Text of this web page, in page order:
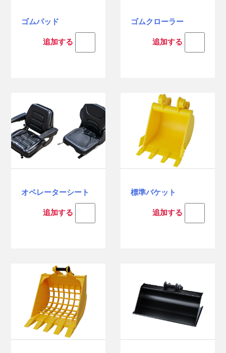
ゴムパッド
追加する
ゴムクローラー
追加する
オペレーターシート
追加する
標準バケット
追加する